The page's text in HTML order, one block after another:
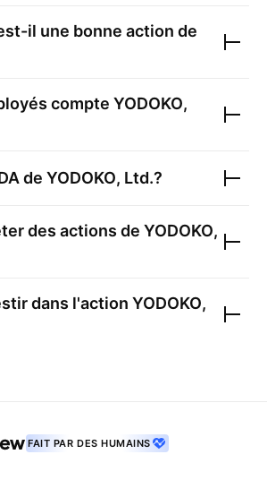
il une bonne action de
compte YODOKO,
de YODOKO, Ltd.?
des actions de YODOKO,
dans l'action YODOKO,
FAIT PAR DES HUMAINS